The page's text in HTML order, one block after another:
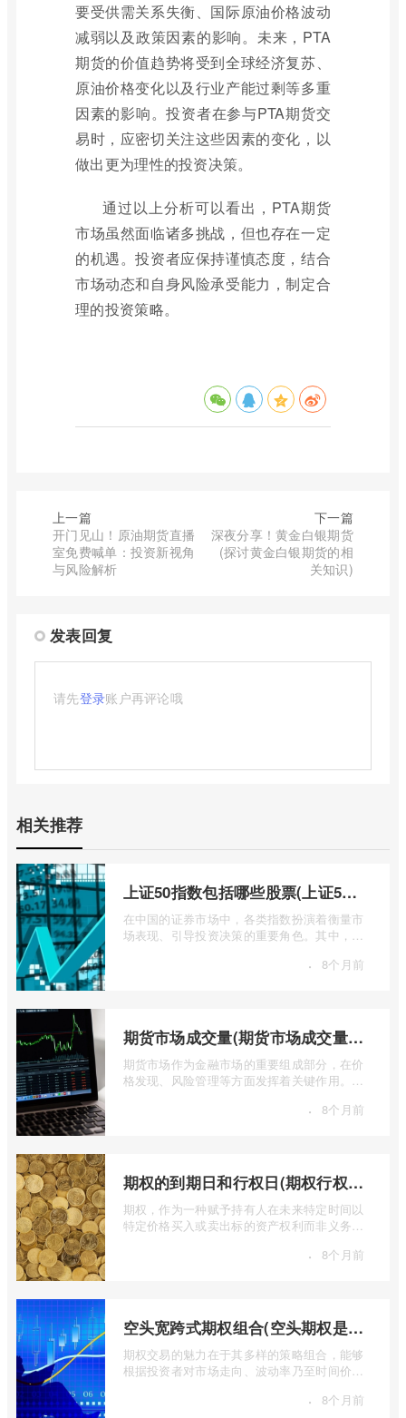
要受供需关系失衡、国际原油价格波动
减弱以及政策因素的影响。未来，PTA
期货的价值趋势将受到全球经济复苏、
原油价格变化以及行业产能过剩等多重
因素的影响。投资者在参与PTA期货交
易时，应密切关注这些因素的变化，以
做出更为理性的投资决策。
通过以上分析可以看出，PTA期货
市场虽然面临诸多挑战，但也存在一定
的机遇。投资者应保持谨慎态度，结合
市场动态和自身风险承受能力，制定合
理的投资策略。
上一篇
开门见山！原油期货直播
室免费喊单：投资新视角
与风险解析
下一篇
深夜分享！黄金白银期货
(探讨黄金白银期货的相
关知识)
发表回复
请先登录账户再评论哦
相关推荐
上证50指数包括哪些股票(上证50指数包含哪些股票)
在中国的证券市场中，各类指数扮演着衡量市
场表现、引导投资决策的重要角色。其中，上
· 8个月前
期货市场成交量(期货市场成交量萎缩)
期货市场作为金融市场的重要组成部分，在价
格发现、风险管理等方面发挥着关键作用。近
· 8个月前
期权的到期日和行权日(期权行权日到期虚值期权都将清零)
期权，作为一种赋予持有人在未来特定时间以
特定价格买入或卖出标的资产权利而非义务的
· 8个月前
空头宽跨式期权组合(空头期权是什么意思)
期权交易的魅力在于其多样的策略组合，能够
根据投资者对市场走向、波动率乃至时间价值
· 8个月前